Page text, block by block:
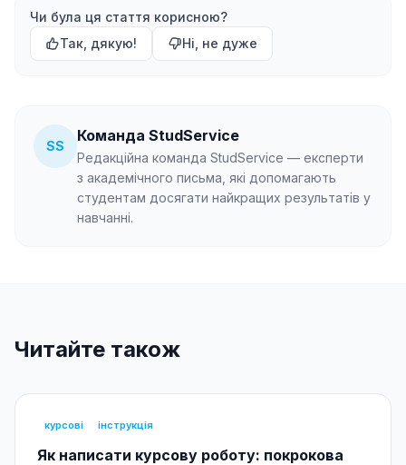
Чи була ця стаття корисною?
Так, дякую!
Ні, не дуже
SS
Команда StudService
Редакційна команда StudService — експерти
з академічного письма, які допомагають
студентам досягати найкращих результатів у
навчанні.
Читайте також
курсові інструкція
Як написати курсову роботу: покрокова